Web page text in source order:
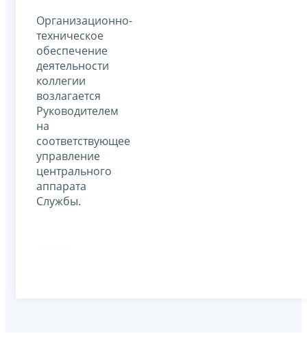
Организационно-
техническое
обеспечение
деятельности
коллегии
возлагается
Руководителем
на
соответствующее
управление
центрального
аппарата
Службы.